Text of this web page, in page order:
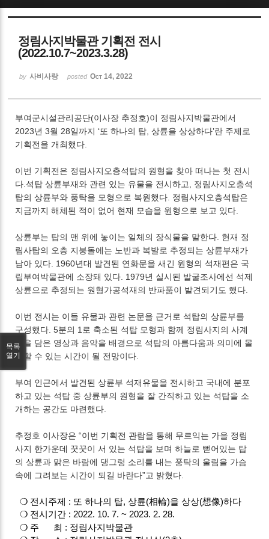
정림사지박물관 기획전 전시
(2022.10.7~2023.3.28)
by 사비사랑 posted Oct 14, 2022
부여군시설관리공단(이사장 추정호)이 정림사지박물관에서
2023년 3월 28일까지 ‘또 하나의 탑, 상륜을 상상하다’란 주제로
기획전을 개최했다.
이번 기획전은 정림사지오층석탑의 원형을 찾아 떠나는 첫 전시
다.석탑 상륜부재와 관련 있는 유물을 전시하고, 정림사지오층석
탑의 상륜부와 풍탁을 모형으로 복원했다. 정림사지오층석탑은
지금까지 해체된 적이 없어 현재 모습을 원형으로 보고 있다.
상륜부는 탑의 맨 위에 놓이는 일체의 장식물을 말한다. 현재 정
림사탑의 오층 지붕돌에는 노반과 복발로 추정되는 상륜부재가
남아 있다. 1960년대 발견된 연화문을 새긴 원형의 석재편은 국
립부여박물관에 소장돼 있다. 1979년 실시된 발굴조사에선 석제
상륜으로 추정되는 원형가공석재의 반파품이 발견되기도 했다.
이번 전시는 이들 유물과 관련 논문을 근거로 석탑의 상륜부를
구성했다. 5분의 1로 축소된 석탑 모형과 함께 정림사지의 사계
절을 담은 영상과 음악을 배경으로 석탑의 아름다움과 의미에 몰
입할 수 있는 시간이 될 전망이다.
부여 인근에서 발견된 상륜부 석재유물을 전시하고 국내에 분포
하고 있는 석탑 중 상륜부의 원형을 잘 간직하고 있는 석탑을 소
개하는 공간도 마련했다.
추정호 이사장은 “이번 기획전 관람을 통해 무르익는 가을 정림
사지 한가운데 꿋꿋이 서 있는 석탑을 보며 하늘로 뻗어있는 탑
의 상륜과 맑은 바람에 댕그렁 소리를 내는 풍탁의 울림을 가슴
속에 그려보는 시간이 되길 바란다”고 밝혔다.
❍ 전시주제 : 또 하나의 탑, 상륜(相輪)을 상상(想像)하다
❍ 전시기간 : 2022. 10. 7. ~ 2023. 2. 28.
❍ 주 최 : 정림사지박물관
목록
열기
Sketchbook5, 스케치북5
Sketchbook5, 스케치북5